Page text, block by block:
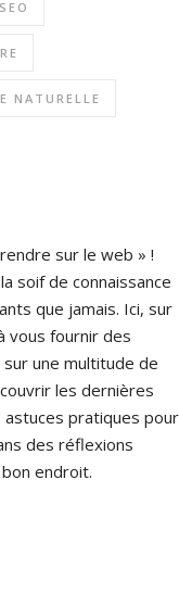
SEO
NATURELLE
sur le web » !
soif de connaissance
que jamais. Ici, sur
vous fournir des
une multitude de
les dernières
astuces pratiques pour
des réflexions
endroit.